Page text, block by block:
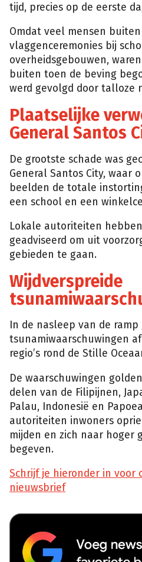
tijd, precies op de eerste
Omdat veel mensen
vlaggenceremonies bij
overheidsgebouwen,
buiten toen de beving
werd gevolgd door talloze
Plaatselijke
General Santos
De grootste schade was
General Santos City, waar
beelden de totale
een school en een
Lokale autoriteiten
geadviseerd om uit
gebieden te gaan.
Wijdverspreide
In de nasleep van de
tsunamiwaarschuwingen
regio’s rond de Stille
De waarschuwingen
delen van de Filipijnen,
Palau, Indonesië en
autoriteiten inwoners
mijden en zich naar hoger
begeven.
Schrijf je hieronder in voor
nieuwsbrief